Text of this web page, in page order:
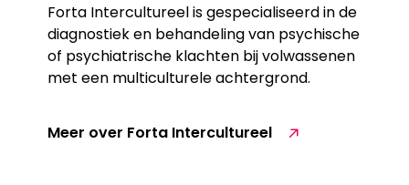
Forta Intercultureel is gespecialiseerd in de
diagnostiek en behandeling van psychische
of psychiatrische klachten bij volwassenen
met een multiculturele achtergrond.
Meer over Forta Intercultureel